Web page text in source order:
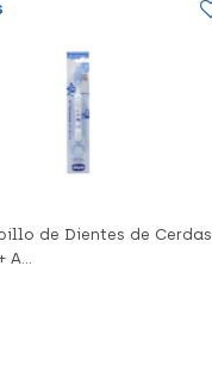
de Dientes de Cerdas